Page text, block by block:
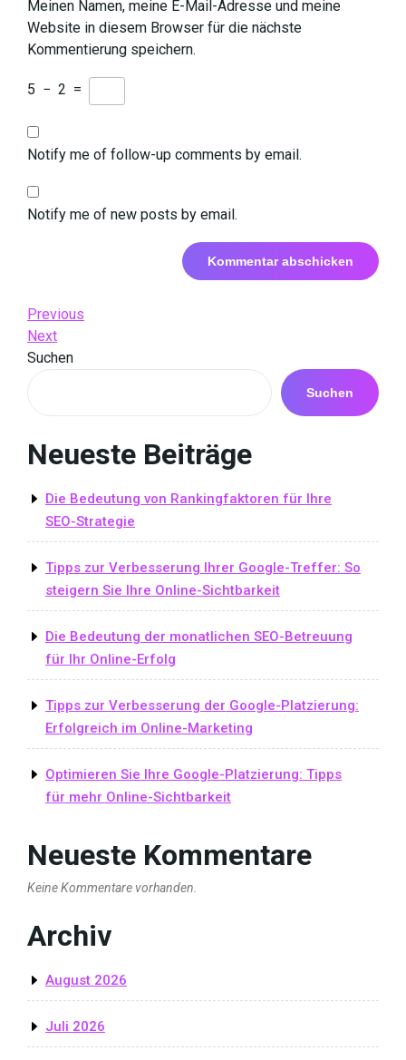
Meinen Namen, meine E-Mail-Adresse und meine
Website in diesem Browser für die nächste
Kommentierung speichern.
5 − 2 =
Notify me of follow-up comments by email.
Notify me of new posts by email.
Beitrags-
Navigation
Previous
Post
Previous
Next
Post
Next
Suchen
Suchen
Neueste Beiträge
Die Bedeutung von Rankingfaktoren für Ihre
SEO-Strategie
Tipps zur Verbesserung Ihrer Google-Treffer: So
steigern Sie Ihre Online-Sichtbarkeit
Die Bedeutung der monatlichen SEO-Betreuung
für Ihr Online-Erfolg
Tipps zur Verbesserung der Google-Platzierung:
Erfolgreich im Online-Marketing
Optimieren Sie Ihre Google-Platzierung: Tipps
für mehr Online-Sichtbarkeit
Neueste Kommentare
Keine Kommentare vorhanden.
Archiv
August 2026
Juli 2026